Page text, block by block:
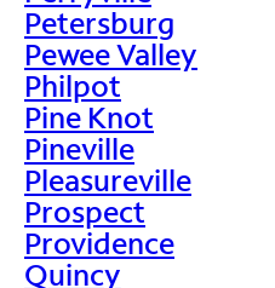
Petersburg
Pewee Valley
Philpot
Pine Knot
Pineville
Pleasureville
Prospect
Providence
Quincy